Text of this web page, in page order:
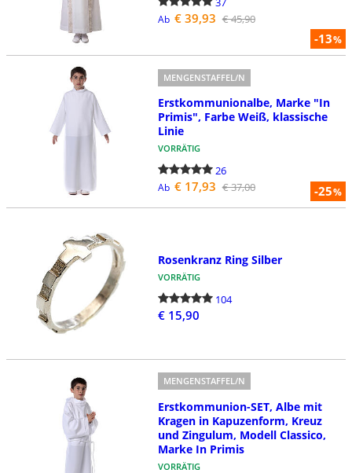
-13%
Ab € 39,93 € 45,90
-25%
MENGENSTAFFEL/N
Erstkommunionalbe, Marke "In
Primis", Farbe Weiß, klassische
Linie
VORRÄTIG
26
Ab € 17,93 € 37,00
Rosenkranz Ring Silber
VORRÄTIG
104
€ 15,90
MENGENSTAFFEL/N
Erstkommunion-SET, Albe mit
Kragen in Kapuzenform, Kreuz
und Zingulum, Modell Classico,
Marke In Primis
VORRÄTIG